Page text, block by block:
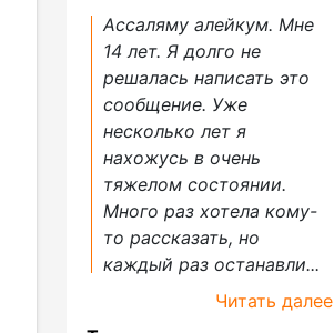
Ассаляму алейкум. Мне
14 лет. Я долго не
решалась написать это
сообщение. Уже
несколько лет я
нахожусь в очень
тяжелом состоянии.
Много раз хотела кому-
то рассказать, но
каждый раз останавли...
Читать далее